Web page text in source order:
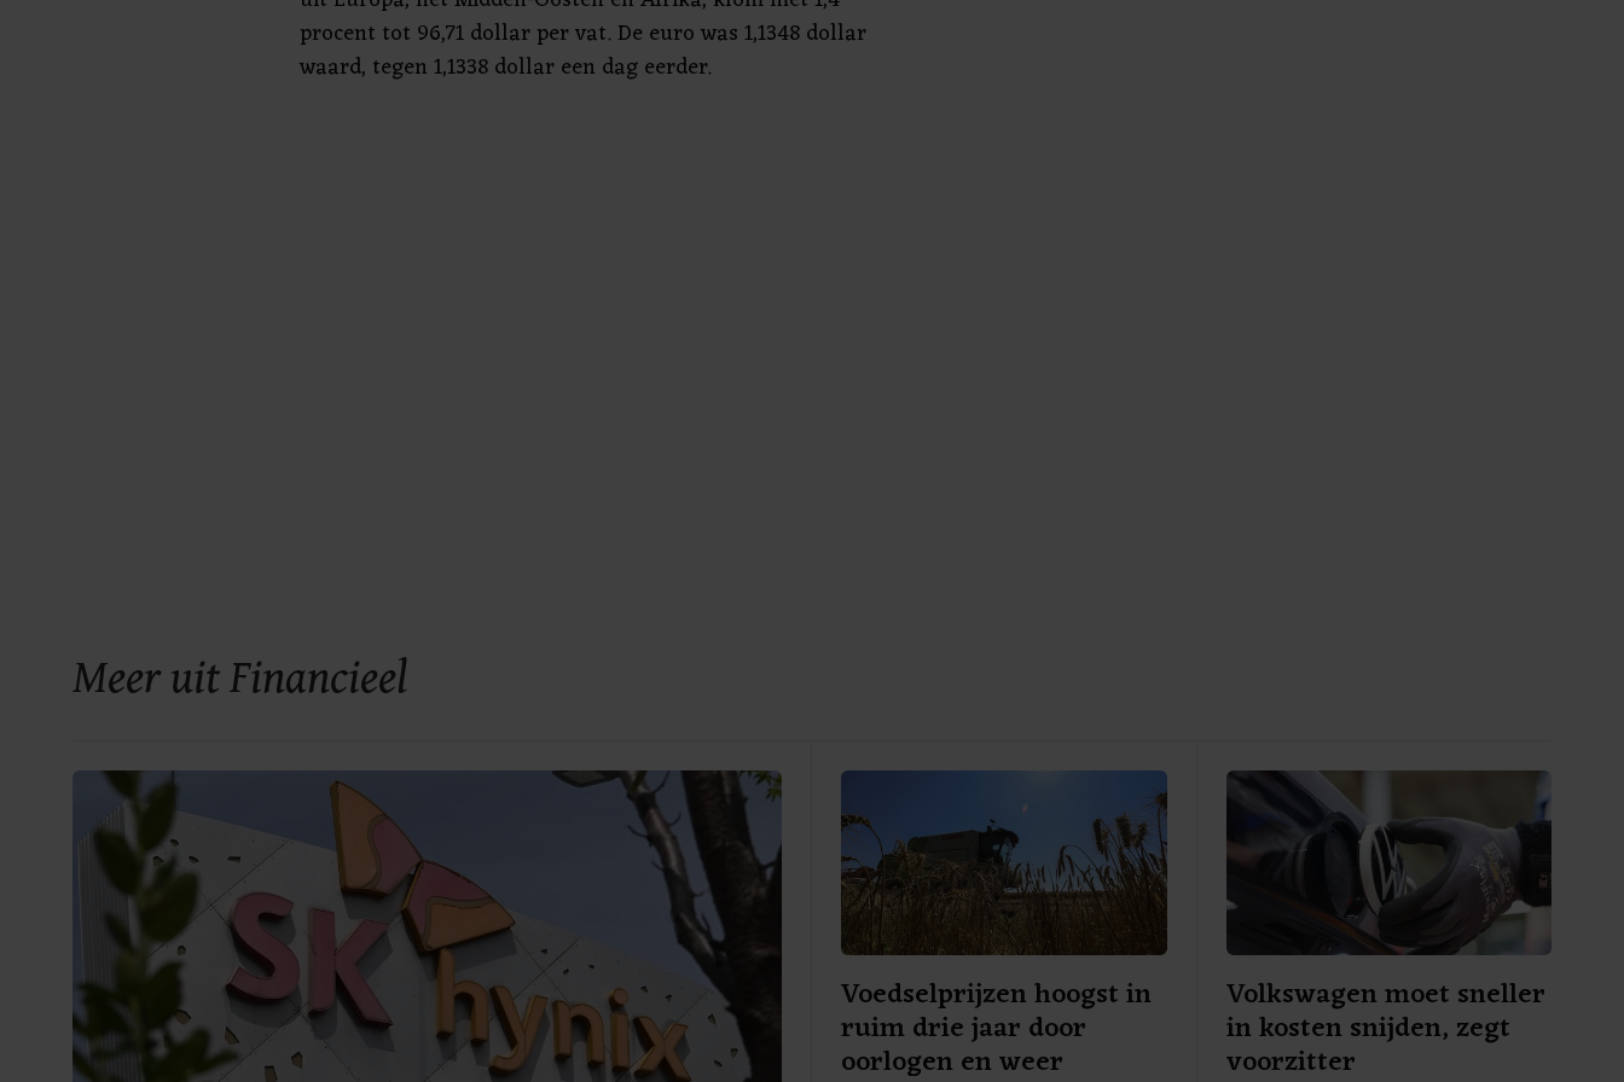
procent tot 96,71 dollar per vat. De euro was 1,1348 dollar
waard, tegen 1,1338 dollar een dag eerder.
Meer uit Financieel
Voedselprijzen hoogst in
ruim drie jaar door
oorlogen en weer
Volkswagen moet sneller
in kosten snijden, zegt
voorzitter